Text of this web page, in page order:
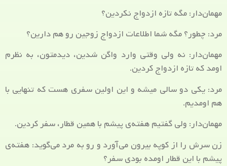
مهمان‌دار: مگه تازه ازدواج نکردین؟
مرد: چطور؟ مگه شما اطلاعات ازدواج زوجین رو هم دارین؟
مهمان‌دار: نه ولی وقتی وارد واگن شدین، دیدمتون، به نظرم
اومد که تازه ازدواج کردین.
مرد: یکی دو سالی میشه و این اولین سفری هست که تنهایی با
هم اومدیم.
مهمان‌دار: ولی گفتیم هفته‌ی پیشم با همین قطار، سفر کردین.
زن سرش را از کوپه بیرون می‌آورد و رو به مرد می‌گوید: هفته‌ی
پیشم با این قطار اومده بودی سفر؟